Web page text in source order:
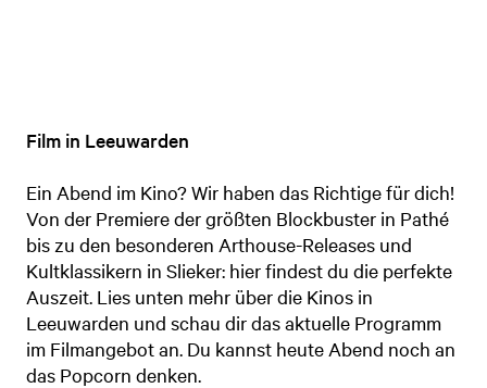
Film in Leeuwarden
Ein Abend im Kino? Wir haben das Richtige für dich!
Von der Premiere der größten Blockbuster in Pathé
bis zu den besonderen Arthouse-Releases und
Kultklassikern in Slieker: hier findest du die perfekte
Auszeit. Lies unten mehr über die Kinos in
Leeuwarden und schau dir das aktuelle Programm
im Filmangebot an. Du kannst heute Abend noch an
das Popcorn denken.